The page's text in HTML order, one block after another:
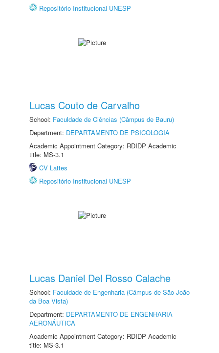
Repositório Institucional UNESP
Lucas Couto de Carvalho
School: Faculdade de Ciências (Câmpus de Bauru)
Department: DEPARTAMENTO DE PSICOLOGIA
Academic Appointment Category: RDIDP Academic
title: MS-3.1
CV Lattes
Repositório Institucional UNESP
Lucas Daniel Del Rosso Calache
School: Faculdade de Engenharia (Câmpus de São João
da Boa Vista)
Department: DEPARTAMENTO DE ENGENHARIA
AERONÁUTICA
Academic Appointment Category: RDIDP Academic
title: MS-3.1